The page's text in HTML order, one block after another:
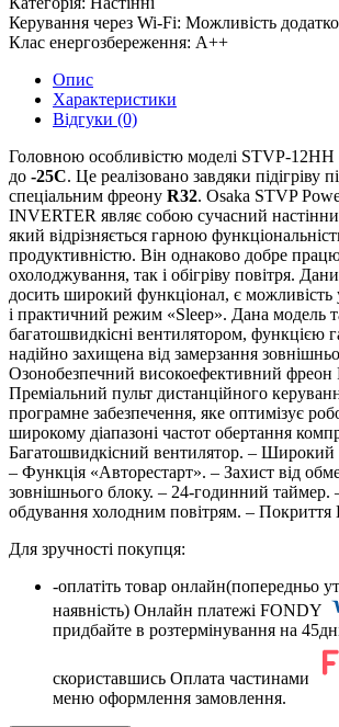
Керування через Wi-Fi: Можливість
Клас енергозбереження: A++
Опис
Характеристики
Відгуки (0)
Головною особливістю моделі STVP-12HH
до -25С. Це реалізовано завдяки підігріву
спеціальним фреону R32. Osaka STVP
INVERTER являє собою сучасний
який відрізняється гарною
продуктивністю. Він однаково добре
охолоджування, так і обігріву повітря.
досить широкий функціонал, є можливість
і практичний режим «Sleep». Дана модель
багатошвидкісні вентилятором, функцією
надійно захищена від замерзання
Озонобезпечний високоефективний фреон
Преміальний пульт дистанційного
програмне забезпечення, яке оптимізує
широкому діапазоні частот обертання
Багатошвидкісний вентилятор. – Широкий
– Функція «Авторестарт». – Захист від
зовнішнього блоку. – 24-годинний таймер.
обдування холодним повітрям. – Покриття
Для зручності покупця:
-оплатіть товар онлайн(попередньо
наявність) Онлайн платежі FONDY
придбайте в розтермінування на
скориставшись Оплата частинами
меню оформлення замовлення.